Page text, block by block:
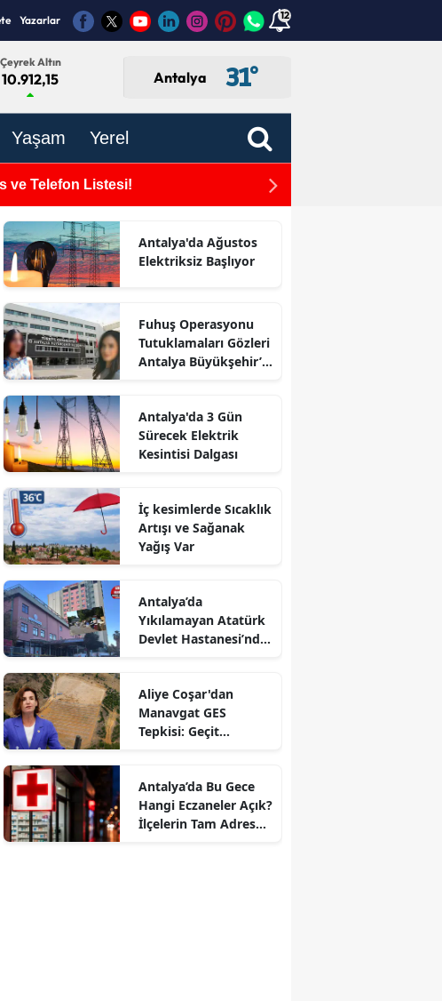
Yazarlar 12
Çeyrek Altın
10.912,15 Antalya 31°
Yaşam Yerel
ve Telefon Listesi! Antalya Büyükşehir
bir zaman'
Antalya'da Ağustos
Elektriksiz Başlıyor
Fuhuş Operasyonu
Tutuklamaları Gözleri
Antalya Büyükşehir’e
Antalya'da 3 Gün
Sürecek Elektrik
Kesintisi Dalgası
İç kesimlerde Sıcaklık
Artışı ve Sağanak
Yağış Var
Antalya’da
Yıkılamayan Atatürk
Devlet Hastanesi’nde
Aliye Coşar'dan
Manavgat GES
Tepkisi: Geçit
Antalya’da Bu Gece
Hangi Eczaneler Açık?
İlçelerin Tam Adres